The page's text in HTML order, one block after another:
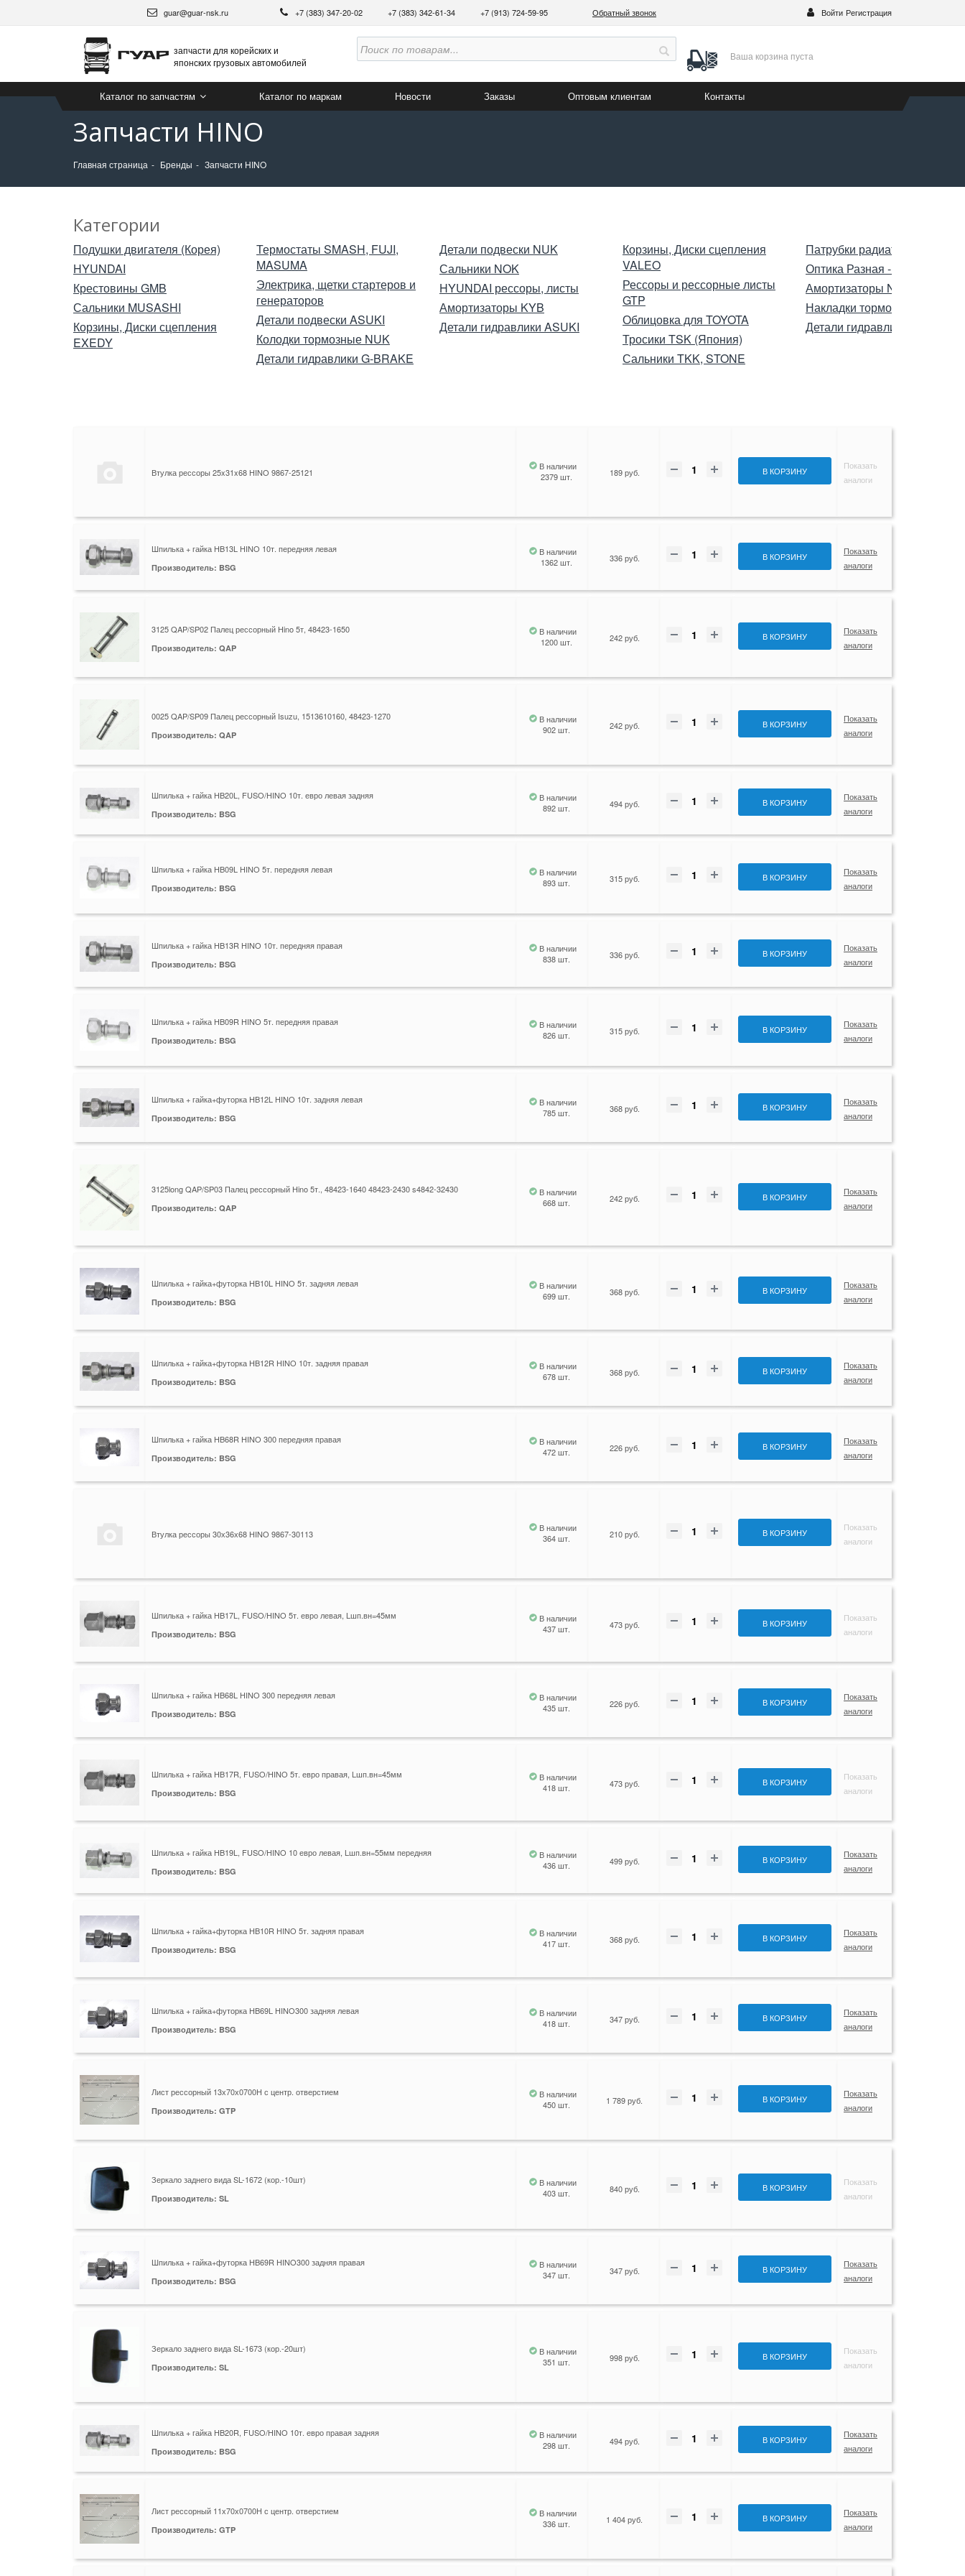
guar@guar-nsk.ru +7 (383) 347-20-02 +7 (383) 342-61-34 +7 (913) 724-59-95 Обратный звонок Войти Регистрация
запчасти для корейских и
японских грузовых автомобилей
Ваша корзина пуста
Каталог по запчастям Каталог по маркам Новости Заказы Оптовым клиентам Контакты
Запчасти HINO
Главная страница Бренды Запчасти HINO
Категории
Подушки двигателя (Корея)
HYUNDAI
Крестовины GMB
Сальники MUSASHI
Корзины, Диски сцепления
EXEDY
Термостаты SMASH, FUJI,
MASUMA
Электрика, щетки стартеров и
генераторов
Детали подвески ASUKI
Колодки тормозные NUK
Детали гидравлики G-BRAKE
Детали подвески NUK
Сальники NOK
HYUNDAI рессоры, листы
Амортизаторы KYB
Детали гидравлики ASUKI
Корзины, Диски сцепления
VALEO
Рессоры и рессорные листы
GTP
Облицовка для TOYOTA
Тросики TSK (Япония)
Сальники TKK, STONE
Патрубки радиатора OOTOKO
Оптика Разная -Китай
Амортизаторы NUK
Накладки тормозные ASUKI
Детали гидравлики SEIKEN
Втулка рессоры 25x31x68 HINO 9867-25121
В наличии
2379 шт.
189 руб. В КОРЗИНУ
Показать
аналоги
Шпилька + гайка HB13L HINO 10т. передняя левая
Производитель: BSG
В наличии
1362 шт.
336 руб. В КОРЗИНУ
Показать
аналоги
3125 QAP/SP02 Палец рессорный Hino 5т, 48423-1650
Производитель: QAP
В наличии
1200 шт.
242 руб. В КОРЗИНУ
Показать
аналоги
0025 QAP/SP09 Палец рессорный Isuzu, 1513610160, 48423-1270
Производитель: QAP
В наличии
902 шт.
242 руб. В КОРЗИНУ
Показать
аналоги
Шпилька + гайка HB20L, FUSO/HINO 10т. евро левая задняя
Производитель: BSG
В наличии
892 шт.
494 руб. В КОРЗИНУ
Показать
аналоги
Шпилька + гайка HB09L HINO 5т. передняя левая
Производитель: BSG
В наличии
893 шт.
315 руб. В КОРЗИНУ
Показать
аналоги
Шпилька + гайка HB13R HINO 10т. передняя правая
Производитель: BSG
В наличии
838 шт.
336 руб. В КОРЗИНУ
Показать
аналоги
Шпилька + гайка HB09R HINO 5т. передняя правая
Производитель: BSG
В наличии
826 шт.
315 руб. В КОРЗИНУ
Показать
аналоги
Шпилька + гайка+футорка HB12L HINO 10т. задняя левая
Производитель: BSG
В наличии
785 шт.
368 руб. В КОРЗИНУ
Показать
аналоги
3125long QAP/SP03 Палец рессорный Hino 5т., 48423-1640 48423-2430 s4842-32430
Производитель: QAP
В наличии
668 шт.
242 руб. В КОРЗИНУ
Показать
аналоги
Шпилька + гайка+футорка HB10L HINO 5т. задняя левая
Производитель: BSG
В наличии
699 шт.
368 руб. В КОРЗИНУ
Показать
аналоги
Шпилька + гайка+футорка HB12R HINO 10т. задняя правая
Производитель: BSG
В наличии
678 шт.
368 руб. В КОРЗИНУ
Показать
аналоги
Шпилька + гайка HB68R HINO 300 передняя правая
Производитель: BSG
В наличии
472 шт.
226 руб. В КОРЗИНУ
Показать
аналоги
Втулка рессоры 30х36х68 HINO 9867-30113
В наличии
364 шт.
210 руб. В КОРЗИНУ
Показать
аналоги
Шпилька + гайка HB17L, FUSO/HINO 5т. евро левая, Lшп.вн=45мм
Производитель: BSG
В наличии
437 шт.
473 руб. В КОРЗИНУ
Показать
аналоги
Шпилька + гайка HB68L HINO 300 передняя левая
Производитель: BSG
В наличии
435 шт.
226 руб. В КОРЗИНУ
Показать
аналоги
Шпилька + гайка HB17R, FUSO/HINO 5т. евро правая, Lшп.вн=45мм
Производитель: BSG
В наличии
418 шт.
473 руб. В КОРЗИНУ
Показать
аналоги
Шпилька + гайка HB19L, FUSO/HINO 10 евро левая, Lшп.вн=55мм передняя
Производитель: BSG
В наличии
436 шт.
499 руб. В КОРЗИНУ
Показать
аналоги
Шпилька + гайка+футорка HB10R HINO 5т. задняя правая
Производитель: BSG
В наличии
417 шт.
368 руб. В КОРЗИНУ
Показать
аналоги
Шпилька + гайка+футорка HB69L HINO300 задняя левая
Производитель: BSG
В наличии
418 шт.
347 руб. В КОРЗИНУ
Показать
аналоги
Лист рессорный 13х70х0700H с центр. отверстием
Производитель: GTP
В наличии
450 шт.
1 789 руб. В КОРЗИНУ
Показать
аналоги
Зеркало заднего вида SL-1672 (кор.-10шт)
Производитель: SL
В наличии
403 шт.
840 руб. В КОРЗИНУ
Показать
аналоги
Шпилька + гайка+футорка HB69R HINO300 задняя правая
Производитель: BSG
В наличии
347 шт.
347 руб. В КОРЗИНУ
Показать
аналоги
Зеркало заднего вида SL-1673 (кор.-20шт)
Производитель: SL
В наличии
351 шт.
998 руб. В КОРЗИНУ
Показать
аналоги
Шпилька + гайка HB20R, FUSO/HINO 10т. евро правая задняя
Производитель: BSG
В наличии
298 шт.
494 руб. В КОРЗИНУ
Показать
аналоги
Лист рессорный 11х70х0700H с центр. отверстием
Производитель: GTP
В наличии
336 шт.
1 404 руб. В КОРЗИНУ
Показать
аналоги